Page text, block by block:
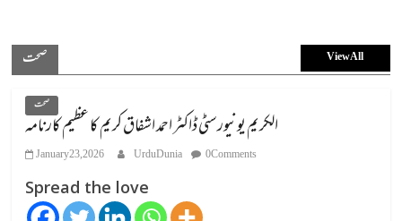
صحت View All
صحت
الکریم یونیورسٹی ڈاکٹر احمد اشفاق کریم کا عظیم کارنامہ
January 23, 2026 UrduDunia 0 Comments
Spread the love